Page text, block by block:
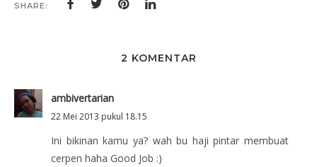
SHARE:
2 KOMENTAR
ambivertarian
22 Mei 2013 pukul 18.15
Ini bikinan kamu ya? wah bu haji pintar membuat
cerpen haha Good Job :)